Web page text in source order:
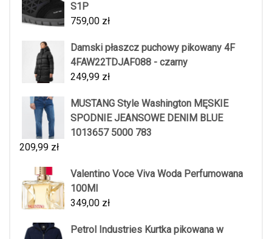
S1P
759,00 zł
Damski płaszcz puchowy pikowany 4F
4FAW22TDJAF088 - czarny
249,99 zł
MUSTANG Style Washington MĘSKIE
SPODNIE JEANSOWE DENIM BLUE
1013657 5000 783
209,99 zł
Valentino Voce Viva Woda Perfumowana
100Ml
349,00 zł
Petrol Industries Kurtka pikowana w